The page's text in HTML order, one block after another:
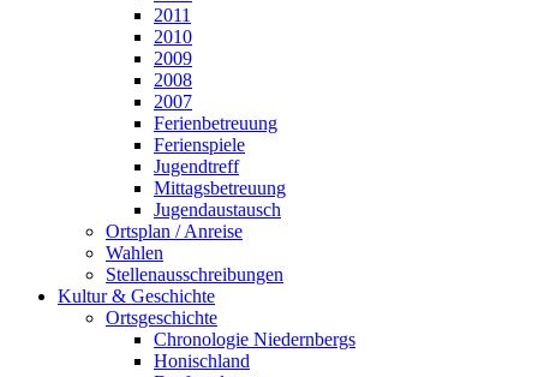
2011
2010
2009
2008
2007
Ferienbetreuung
Ferienspiele
Jugendtreff
Mittagsbetreuung
Jugendaustausch
Ortsplan / Anreise
Wahlen
Stellenausschreibungen
Kultur & Geschichte
Ortsgeschichte
Chronologie Niedernbergs
Honischland